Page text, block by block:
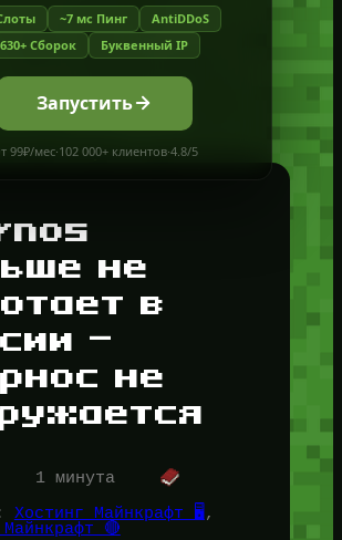
~7 мс Пинг
AntiDDoS
630+ Сборок
Буквенный IP
Запустить
99₽/мес·102 000+ клиентов·4.8/5
не
в
—
не
1 минута
Хостинг Майнкрафт 🖥️
🔴